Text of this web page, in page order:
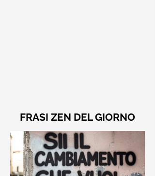
FRASI ZEN DEL GIORNO